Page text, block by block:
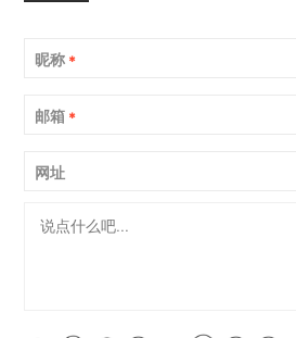
昵称 *
邮箱 *
网址